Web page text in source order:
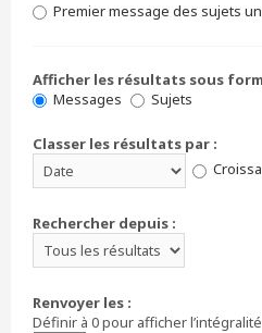
Premier message des sujets
Afficher les résultats sous
Messages
Sujets
Classer les résultats par :
Rechercher depuis :
Renvoyer les :
Définir à 0 pour afficher